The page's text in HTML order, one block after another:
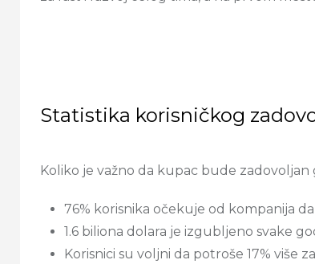
Statistika korisničkog
Koliko je važno da kupac bude zadovoljan
76% korisnika očekuje od kompanija
1.6 biliona dolara je izgubljeno svake
Korisnici su voljni da potroše 17% više